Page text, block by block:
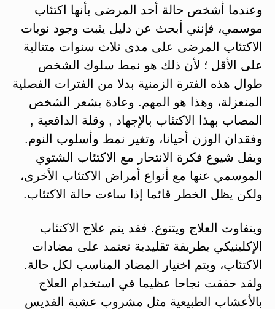
وعندما أشخص حالة أحد المرضى بأنها اكتئاب
موسمي، فإنني أبحث عن دليل يثبت وجود نوبات
الاكتئاب المرضى على مدى ثلاث سنوات متتالية
على الأقل ؛ لأن ذلك هو نمط سلوك الشخص
طوال هذه الفترة الزمنية بدلا من الفترات الفصلية
المنعزلة، وهذا هو المهم. وعادة يشعر الشخص
المصاب بهذا الاكتئاب بالإجهاد , وقلة الدافعية ,
وفقدان الوزن أحيانا، وتغير نمط وأسلوب النوم.
ويقل شيوع فكرة الانتحار مع الاكتئاب الشتوي
الموسمي عنها مع أنواع أمراض الاكتئاب الأخرى،
ولكن يظل الخطر قائما إذا ساءت حالة الاكتئاب.
ويتفاوت العلاج ويتنوع. فقد يتم علاج الاكتئاب
الإكلينيكي بطريقة تقليدية تعتمد على مضادات
الاكتئاب، ويتم اختيار المضاد المناسب لكل حالة.
ولقد حققت نجاحا عظيما في استخدام العلاج
بالأعشاب الطبيعية مثل مشروب عشبة القديس